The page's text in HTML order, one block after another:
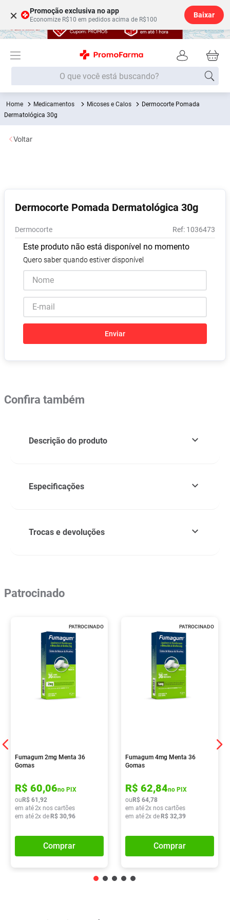
× Promoção exclusiva no app
Economize R$10 em pedidos acima de R$100
Baixar
O que você está buscando?
Medicamentos Micoses e Calos
Dermocorte Pomada
Dermatológica 30g
Dermocorte Pomada Dermatológica 30g
Dermocorte : 1036473
Este produto não está disponível no momento
Quero saber quando estiver disponível
Enviar
Voltar
Confira também
Descrição do produto
Especificações
Trocas e devoluções
Patrocinado
PATROCINADO
Fumagum 2mg Menta 36
Gomas
R$ 60,06no PIX
ou R$ 61 ,92
em até2x nos cartões
em até2x de R$ 30,96
Comprar
PATROCINADO
Fumagum 4mg Menta 36
Gomas
R$ 62,84no PIX
ou R$ 64,78
em até2x nos cartões
em até2x de R$ 32,39
Comprar
Termos mais buscados
1º Fralda
2
6º Shampoo
7º Desodorante
8 Absorvente
9º Vitamina D
10 º